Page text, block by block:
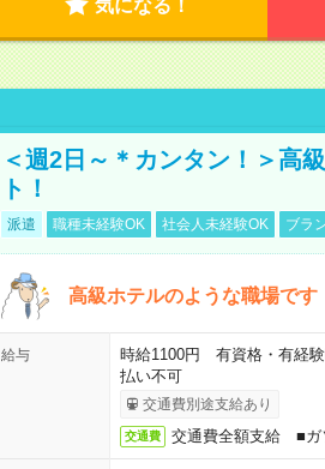
気になる！
＜週2日～＊カンタン！＞高
ト！
派遣 職種未経験OK 社会人未経験OK ブラ
高級ホテルのような職場で
給与
時給1100円 有資格・有経
払い不可
交通費別途支給あり
交通費 交通費全額支給 ■ガ